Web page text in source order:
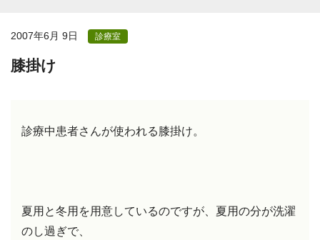
2007年6月 9日 診療室
膝掛け
診療中患者さんが使われる膝掛け。
夏用と冬用を用意しているのですが、夏用の分が洗濯
のし過ぎで、